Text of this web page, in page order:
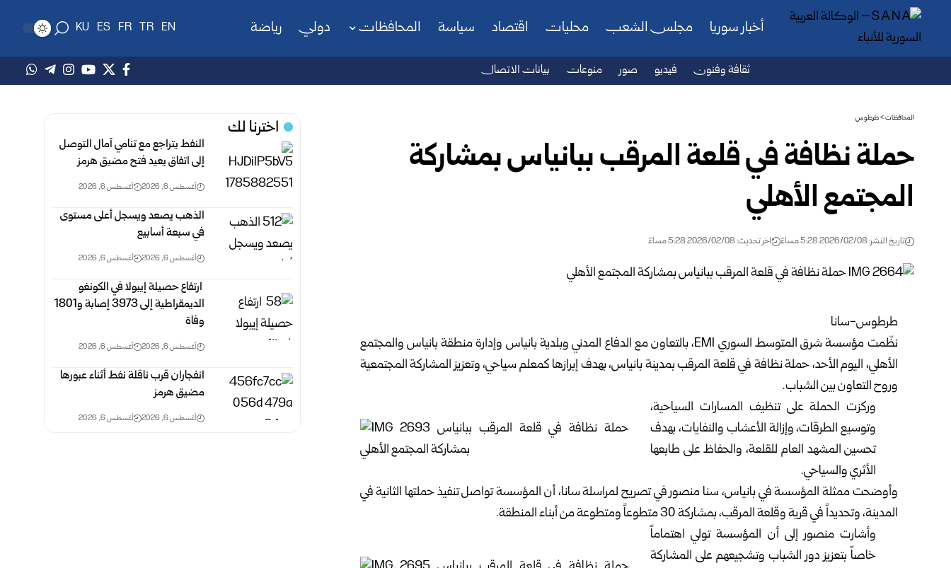
أخبار سوريا مجلس الشعب محليات اقتصاد سياسة المحافظات دولي رياضة EN
TR
FR
ES
KU
ثقافة وفنون فيديو صور منوعات بيانات الاتصال
المحافظات>طرطوس
حملة نظافة في قلعة المرقب ببانياس بمشاركة
المجتمع الأهلي
تاريخ النشر: 2026/02/08 5:28 مساءً اخر تحديث: 2026/02/08 5:28 مساءً
طرطوس-سانا
نظّمت مؤسسة شرق المتوسط السوري EMI، بالتعاون مع الدفاع المدني وبلدية بانياس وإدارة منطقة بانياس والمجتمع
الأهلي، اليوم الأحد، حملة نظافة في قلعة المرقب بمدينة بانياس، بهدف إبرازها كمعلم سياحي، وتعزيز المشاركة المجتمعية
وروح التعاون بين الشباب.
وركزت الحملة على تنظيف المسارات السياحية،
وتوسيع الطرقات، وإزالة الأعشاب والنفايات، بهدف
تحسين المشهد العام للقلعة، والحفاظ على طابعها
الأثري والسياحي.
وأوضحت ممثلة المؤسسة في بانياس، سنا منصور في تصريح لمراسلة سانا، أن المؤسسة تواصل تنفيذ حملتها الثانية في
المدينة، وتحديداً في قرية وقلعة المرقب، بمشاركة 30 متطوعاً ومتطوعة من أبناء المنطقة.
وأشارت منصور إلى أن المؤسسة تولي اهتماماً
خاصاً بتعزيز دور الشباب وتشجيعهم على المشاركة
اخترنا لك
النفط يتراجع مع تنامي آمال التوصل
إلى اتفاق يعيد فتح مضيق هرمز
أغسطس 6, 2026 أغسطس 6, 2026
الذهب يصعد ويسجل أعلى مستوى
في سبعة أسابيع
أغسطس 6, 2026 أغسطس 6, 2026
‏ ارتفاع حصيلة إيبولا في الكونغو
الديمقراطية إلى 3973 إصابة و1801
وفاة
أغسطس 6, 2026 أغسطس 6, 2026
انفجاران قرب ناقلة نفط أثناء عبورها
مضيق هرمز
أغسطس 6, 2026 أغسطس 6, 2026